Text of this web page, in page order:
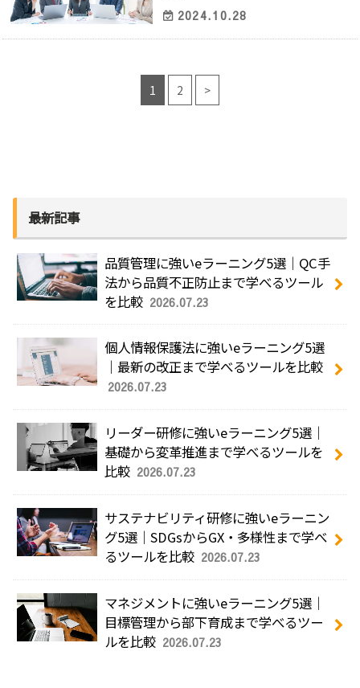
2024.10.28
1 2 >
最新記事
品質管理に強いeラーニング5選｜QC手
法から品質不正防止まで学べるツール
を比較 2026.07.23
個人情報保護法に強いeラーニング5選
｜最新の改正まで学べるツールを比較
2026.07.23
リーダー研修に強いeラーニング5選｜
基礎から変革推進まで学べるツールを
比較 2026.07.23
サステナビリティ研修に強いeラーニン
グ5選｜SDGsからGX・多様性まで学べ
るツールを比較 2026.07.23
マネジメントに強いeラーニング5選｜
目標管理から部下育成まで学べるツー
ルを比較 2026.07.23